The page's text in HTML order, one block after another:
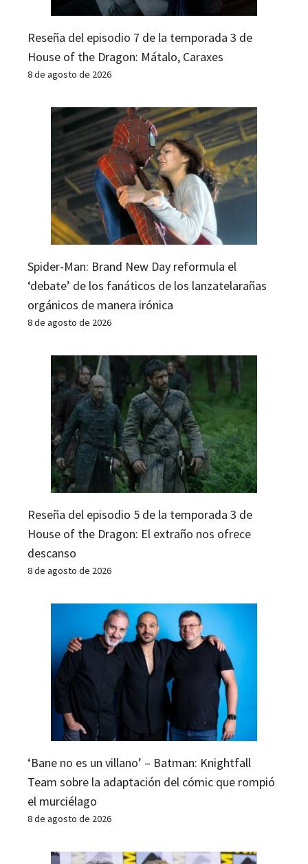
Reseña del episodio 7 de la temporada 3 de
House of the Dragon: Mátalo, Caraxes
8 de agosto de 2026
Spider-Man: Brand New Day reformula el
‘debate’ de los fanáticos de los lanzatelarañas
orgánicos de manera irónica
8 de agosto de 2026
Reseña del episodio 5 de la temporada 3 de
House of the Dragon: El extraño nos ofrece
descanso
8 de agosto de 2026
‘Bane no es un villano’ – Batman: Knightfall
Team sobre la adaptación del cómic que rompió
el murciélago
8 de agosto de 2026